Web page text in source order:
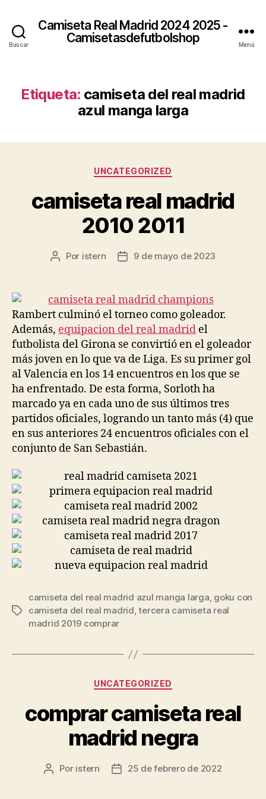
Buscar
Camiseta Real Madrid 2024 2025 -
Camisetasdefutbolshop
Menú
Etiqueta: camiseta del real madrid
azul manga larga
Categorías
UNCATEGORIZED
camiseta real madrid
2010 2011
Autor
entrada
Por istern
Fecha
entrada
9 de mayo de 2023
Rambert culminó el torneo como goleador.
Además, equipacion del real madrid el
futbolista del Girona se convirtió en el goleador
más joven en lo que va de Liga. Es su primer gol
al Valencia en los 14 encuentros en los que se
ha enfrentado. De esta forma, Sorloth ha
marcado ya en cada uno de sus últimos tres
partidos oficiales, logrando un tanto más (4) que
en sus anteriores 24 encuentros oficiales con el
conjunto de San Sebastián.
Etiquetas
camiseta del real madrid azul manga larga, goku con
camiseta del real madrid,tercera camiseta real
madrid 2019 comprar
Categorías
UNCATEGORIZED
comprar camiseta real
madrid negra
Autor
Por istern
Fecha25 de febrero de 2022